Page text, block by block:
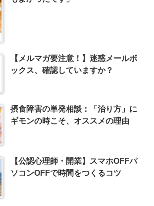
【メルマガ要注意！】迷惑メールボ
ックス、確認していますか？
摂食障害の単発相談：「治り方」に
ギモンの時こそ、オススメの理由
【公認心理師・開業】スマホOFFパ
ソコンOFFで時間をつくるコツ